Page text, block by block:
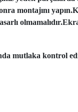
montajını
mutlaka